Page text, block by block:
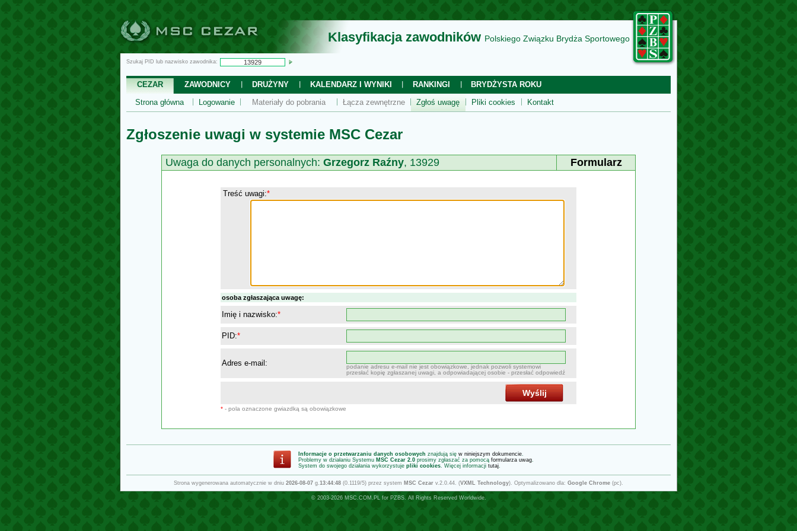
Klasyfikacja zawodników Polskiego Związku Brydża Sportowego
Szukaj PID lub nazwisko zawodnika:
CEZAR ZAWODNICY DRUŻYNY KALENDARZ I WYNIKI RANKINGI
BRYDŻYSTA ROKU
Strona główna
Logowanie Materiały do pobrania Łącza zewnętrzne Zgłoś uwagę Pliki cookies Kontakt
Zgłoszenie uwagi w systemie MSC Cezar
Uwaga do danych personalnych: Grzegorz Raźny, 13929 Formularz
Treść uwagi:*
osoba zgłaszająca uwagę:
Imię i nazwisko:*
PID:*
Adres e-mail:
podanie adresu e-mail nie jest obowiązkowe, jednak pozwoli systemowi
przesłać kopię zgłaszanej uwagi, a odpowiadającej osobie - przesłać odpowiedź
Wyślij
* - pola oznaczone gwiazdką są obowiązkowe
Informacje o przetwarzaniu danych osobowych znajdują się w niniejszym dokumencie.
Problemy w działaniu Systemu MSC Cezar 2.0 prosimy zgłaszać za pomocą formularza uwag.
System do swojego działania wykorzystuje pliki cookies. Więcej informacji tutaj.
Strona wygenerowana automatycznie w dniu 2026-08-07 g.13:44:48 (0.1119/5) przez system MSC Cezar v.2.0.44. (VXML Technology). Optymalizowano dla: Google Chrome (pc).
© 2003-2026 MSC.COM.PLfor PZBS. All Rights Reserved Worldwide.